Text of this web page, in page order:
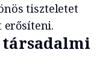
tiszteletet
erősíteni.
társadalmi